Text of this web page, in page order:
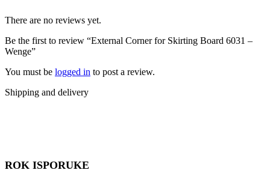
There are no reviews yet.
Be the first to review “External Corner for Skirting Board 6031 –
Wenge”
You must be logged in to post a review.
Shipping and delivery
ROK ISPORUKE